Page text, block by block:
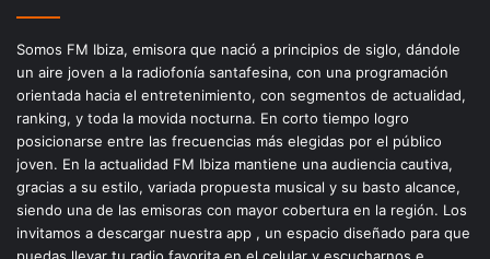
Somos FM Ibiza, emisora que nació a principios de siglo, dándole
un aire joven a la radiofonía santafesina, con una programación
orientada hacia el entretenimiento, con segmentos de actualidad,
ranking, y toda la movida nocturna. En corto tiempo logro
posicionarse entre las frecuencias más elegidas por el público
joven. En la actualidad FM Ibiza mantiene una audiencia cautiva,
gracias a su estilo, variada propuesta musical y su basto alcance,
siendo una de las emisoras con mayor cobertura en la región. Los
invitamos a descargar nuestra app , un espacio diseñado para que